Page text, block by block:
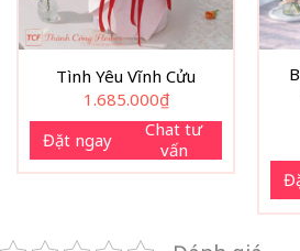
Tình Yêu Vĩnh Cửu
1.685.000₫
Đặt ngay
Chat tư
vấn